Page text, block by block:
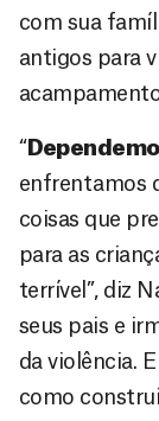
com sua
antigos para
“
enfrentamos
coisas que
para as
terrível”, diz
seus pais e
da violência.
como